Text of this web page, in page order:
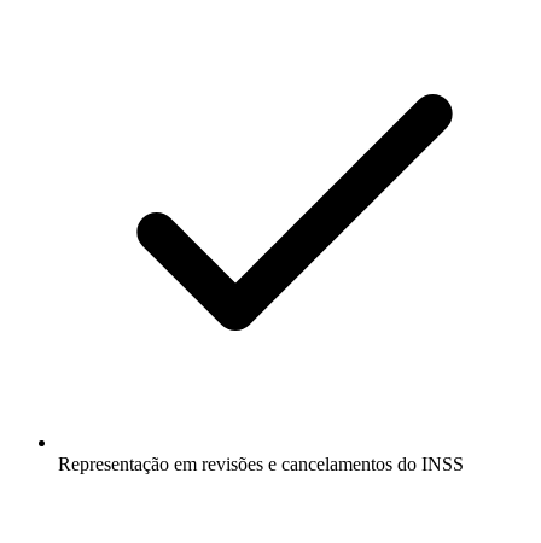
Representação em revisões e cancelamentos do INSS